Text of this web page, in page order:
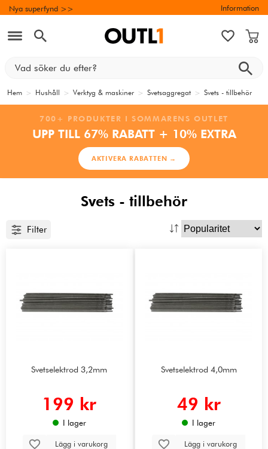
Nya superfynd >> Information
Hem > Hushåll > Verktyg & maskiner > Svetsaggregat > Svets - tillbehör
700+ PRODUKTER I SOMMARENS OUTLET
UPP TILL 67% RABATT + 10% EXTRA
AKTIVERA RABATTEN →
Svets - tillbehör
Filter
Svetselektrod 3,2mm
199 kr
I lager
Lägg i varukorg
Svetselektrod 4,0mm
49 kr
I lager
Lägg i varukorg